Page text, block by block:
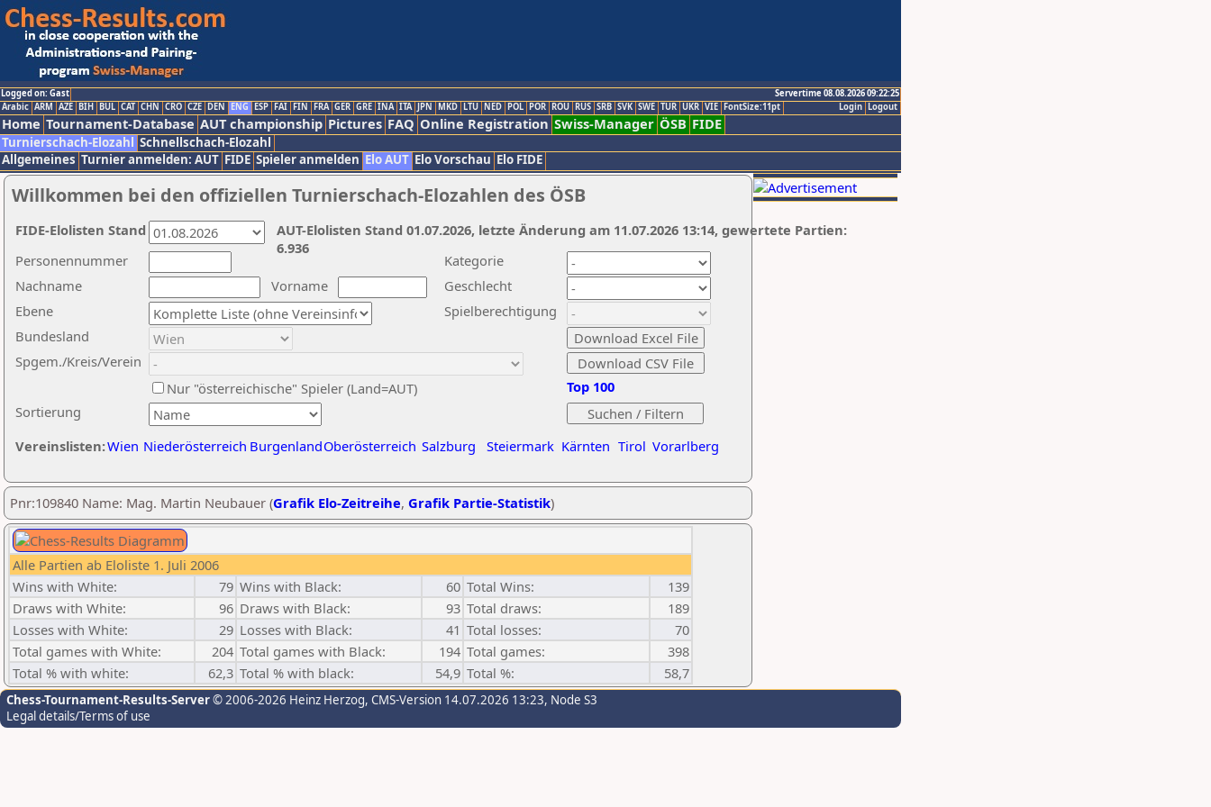
Logged on: Gast
Servertime 08.08.2026 09:22:25
Logout
Login
Arabic ARM AZE BIH BUL CAT CHN CRO CZE DEN ENG ESP FAI FIN FRA GER GRE INA ITA JPN MKD LTU NED POL POR ROU RUS SRB SVK SWE TUR UKR VIE FontSize:11pt
Home Tournament-Database AUT championship Pictures FAQ Online Registration Swiss-Manager ÖSB FIDE
Turnierschach-Elozahl Schnellschach-Elozahl
Allgemeines Turnier anmelden: AUT FIDE Spieler anmelden Elo AUT Elo Vorschau Elo FIDE
Willkommen bei den offiziellen Turnierschach-Elozahlen des ÖSB
Nachname
Vorname
Ebene
Kategorie
Sortierung
Personennummer
Bundesland
Spgem./Kreis/Verein
Geschlecht
Nur "österreichische" Spieler (Land=AUT)
Spielberechtigung
Vereinslisten:Wien Niederösterreich BurgenlandOberösterreich Salzburg Steiermark Kärnten Tirol Vorarlberg
Top 100
AUT-Elolisten Stand 01.07.2026, letzte Änderung am 11.07.2026 13:14, gewertete Partien:
6.936
FIDE-Elolisten Stand
Pnr:109840 Name: Mag. Martin Neubauer (Grafik Elo-Zeitreihe, Grafik Partie-Statistik)
Alle Partien ab Eloliste 1. Juli 2006
Wins with White:
79 Wins with Black: 60 Total Wins:
139
Draws with White:
96 Draws with Black: 93 Total draws:
189
Losses with White:
29 Losses with Black: 41 Total losses:
70
Total games with White:
204 Total games with Black: 194 Total games:
398
Total % with white:
62,3 Total % with black: 54,9 Total %: 58,7
Chess-Tournament-Results-Server© 2006-2026 Heinz Herzog, CMS-Version 14.07.2026 13:23, Node S3
Legal details/Terms of use